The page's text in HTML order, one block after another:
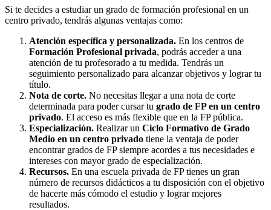
Si te decides a estudiar un grado de formación profesional en un
centro privado, tendrás algunas ventajas como:
Atención específica y personalizada. En los centros de
Formación Profesional privada, podrás acceder a una
atención de tu profesorado a tu medida. Tendrás un
seguimiento personalizado para alcanzar objetivos y lograr tu
título.
Nota de corte. No necesitas llegar a una nota de corte
determinada para poder cursar tu grado de FP en un centro
privado. El acceso es más flexible que en la FP pública.
Especialización. Realizar un Ciclo Formativo de Grado
Medio en un centro privado tiene la ventaja de poder
encontrar grados de FP siempre acordes a tus necesidades e
intereses con mayor grado de especialización.
Recursos. En una escuela privada de FP tienes un gran
número de recursos didácticos a tu disposición con el objetivo
de hacerte más cómodo el estudio y lograr mejores
resultados.